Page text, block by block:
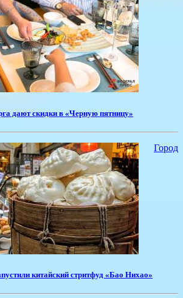
дают скидки в «Черную пятницу»
Город
китайский стритфуд «Бао Нихао»